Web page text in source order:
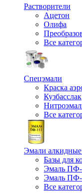
Растворители
Ацетон
Олифа
Все
Спецэмали
Краска
Кузбасслак
Все
Эмали
Базы для
Эмаль ПФ-
Эмаль ПФ-
Все